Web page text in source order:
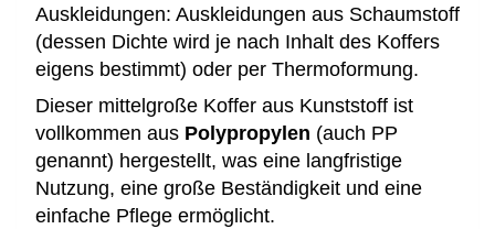
Auskleidungen: Auskleidungen aus Schaumstoff
(dessen Dichte wird je nach Inhalt des Koffers
eigens bestimmt) oder per Thermoformung.
Dieser mittelgroße Koffer aus Kunststoff ist
vollkommen aus Polypropylen (auch PP
genannt) hergestellt, was eine langfristige
Nutzung, eine große Beständigkeit und eine
einfache Pflege ermöglicht.